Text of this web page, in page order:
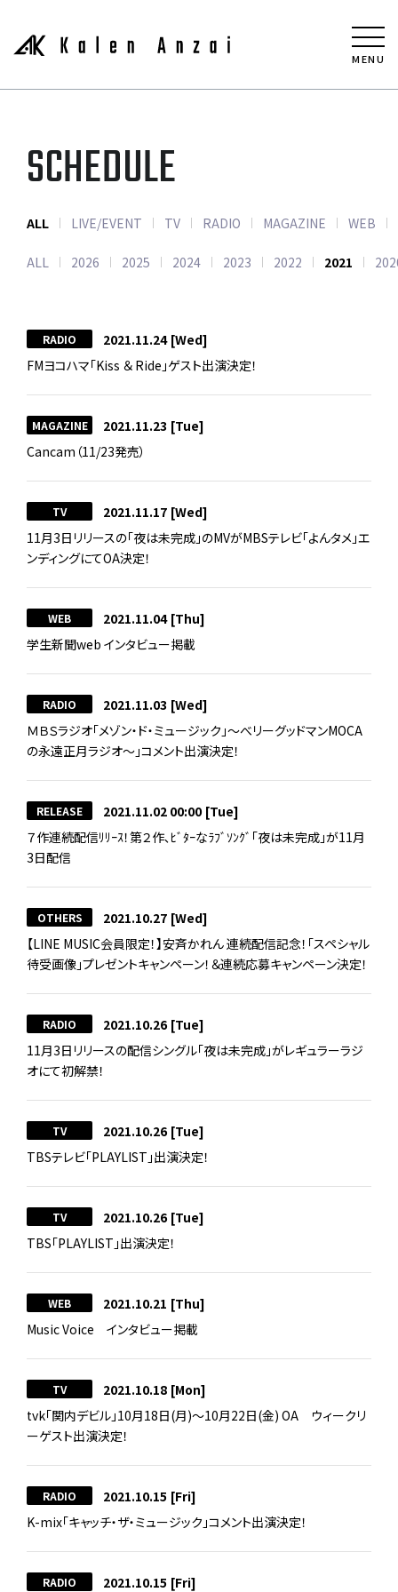
MENU
SCHEDULE
ALL LIVE/EVENT TV RADIO MAGAZINE WEB
ALL 2026 2025 2024 2023 2022 2021
RADIO 2021.11.24 [Wed]
FMヨコハマ「Kiss ＆ Ride」ゲスト出演決定！
MAGAZINE 2021.11.23 [Tue]
Cancam（11/23発売）
TV 2021.11.17 [Wed]
11月3日リリースの「夜は未完成」のMVがMBSテレビ「よんタメ」エ
ンディングにてOA決定！
WEB 2021.11.04 [Thu]
学生新聞web インタビュー掲載
RADIO 2021.11.03 [Wed]
ＭＢＳラジオ「メゾン・ド・ミュージック」～べリーグッドマンMOCA
の永遠正月ラジオ～」コメント出演決定！
RELEASE 2021.11.02 00:00 [Tue]
７作連続配信ﾘﾘｰｽ！第２作､ﾋﾞﾀｰなﾗﾌﾞｿﾝｸﾞ｢夜は未完成｣が11月
3日配信
OTHERS 2021.10.27 [Wed]
【LINE MUSIC会員限定！】安斉かれん 連続配信記念！「スペシャル
待受画像」プレゼントキャンペーン！＆連続応募キャンペーン決定！
RADIO 2021.10.26 [Tue]
11月3日リリースの配信シングル「夜は未完成」がレギュラーラジ
オにて初解禁！
TV 2021.10.26 [Tue]
TBSテレビ「PLAYLIST」出演決定！
TV 2021.10.26 [Tue]
TBS「PLAYLIST」出演決定！
WEB 2021.10.21 [Thu]
Music Voice インタビュー掲載
TV 2021.10.18 [Mon]
tvk「関内デビル」10月18日(月)～10月22日(金) OA ウィークリ
ーゲスト出演決定！
RADIO 2021.10.15 [Fri]
K-mix「キャッチ・ザ・ミュージック」コメント出演決定！
RADIO 2021.10.15 [Fri]